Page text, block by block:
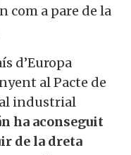
com a pare de la
d’Europa
al Pacte de
industrial
ha aconseguit
de la dreta